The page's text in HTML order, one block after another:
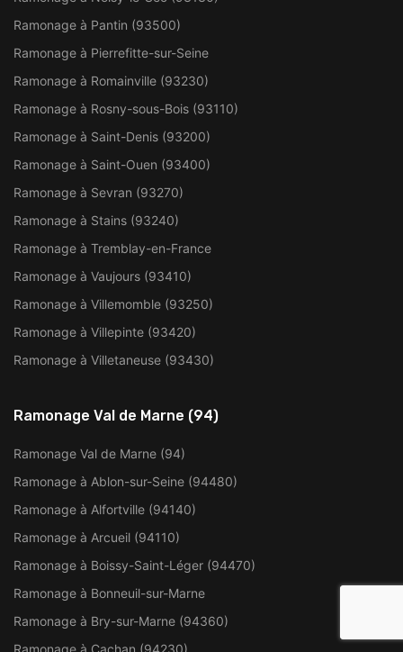
Ramonage à Pantin (93500)
Ramonage à Pierrefitte-sur-Seine
Ramonage à Romainville (93230)
Ramonage à Rosny-sous-Bois (93110)
Ramonage à Saint-Denis (93200)
Ramonage à Saint-Ouen (93400)
Ramonage à Sevran (93270)
Ramonage à Stains (93240)
Ramonage à Tremblay-en-France
Ramonage à Vaujours (93410)
Ramonage à Villemomble (93250)
Ramonage à Villepinte (93420)
Ramonage à Villetaneuse (93430)
Ramonage Val de Marne (94)
Ramonage Val de Marne (94)
Ramonage à Ablon-sur-Seine (94480)
Ramonage à Alfortville (94140)
Ramonage à Arcueil (94110)
Ramonage à Boissy-Saint-Léger (94470)
Ramonage à Bonneuil-sur-Marne
Ramonage à Bry-sur-Marne (94360)